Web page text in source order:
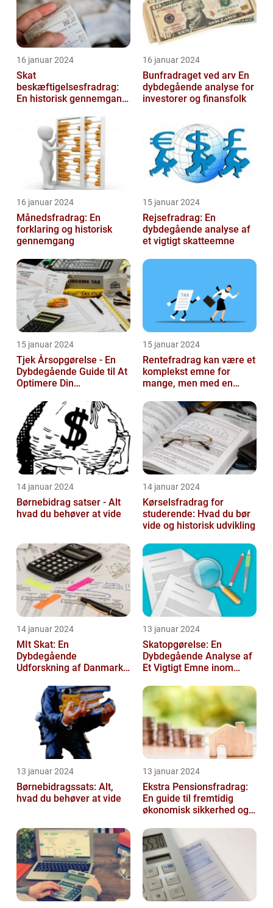
16 januar 2024
Skat
beskæftigelsesfradrag:
En historisk gennemgang
skattefritagelsesprogram
for inves...
16 januar 2024
Bunfradraget ved arv En
dybdegående analyse for
investorer og finansfolk
16 januar 2024
Månedsfradrag: En
forklaring og historisk
gennemgang
15 januar 2024
Rejsefradrag: En
dybdegående analyse af
et vigtigt skatteemne
15 januar 2024
Tjek Årsopgørelse - En
Dybdegående Guide til At
Optimere Din
15 januar 2024
Rentefradrag kan være et
komplekst emne for
mange, men med en
kan man nemt og ...
14 januar 2024
Børnebidrag satser - Alt
hvad du behøver at vide
14 januar 2024
Kørselsfradrag for
studerende: Hvad du bør
vide og historisk udvikling
14 januar 2024
MIt Skat: En
Dybdegående
Udforskning af Danmarks
13 januar 2024
Skatopgørelse: En
Dybdegående Analyse af
Et Vigtigt Emne inom
13 januar 2024
Børnebidragssats: Alt,
hvad du behøver at vide
13 januar 2024
Ekstra Pensionsfradrag:
En guide til fremtidig
økonomisk sikkerhed og